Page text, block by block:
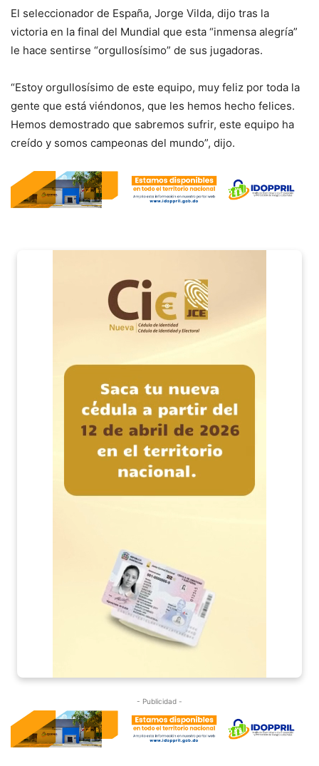
El seleccionador de España, Jorge Vilda, dijo tras la
victoria en la final del Mundial que esta “inmensa alegría”
le hace sentirse “orgullosísimo” de sus jugadoras.
“Estoy orgullosísimo de este equipo, muy feliz por toda la
gente que está viéndonos, que les hemos hecho felices.
Hemos demostrado que sabremos sufrir, este equipo ha
creído y somos campeonas del mundo”, dijo.
- Publicidad -